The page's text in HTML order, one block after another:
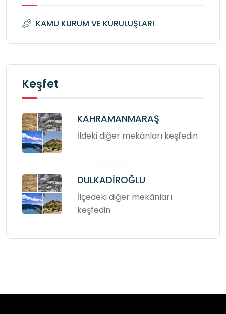
KAMU KURUM VE KURULUŞLARI
Keşfet
KAHRAMANMARAŞ
İldeki diğer mekânları keşfedin
DULKADİROĞLU
İlçedeki diğer mekânları
keşfedin